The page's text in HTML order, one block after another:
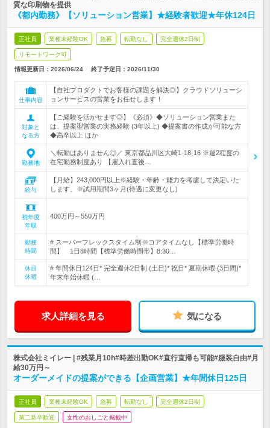
質な印刷物を提供
《都内勤務》【ソリューション営業】★経験者歓迎★年休124日
正社員 業種未経験OK 急募 転勤なし 完全週休2日制
リモートワーク可
情報更新日：2026/06/24 終了予定日： 2026/11/30
仕事内容
【自社プロダクトでお客様の課題を解決◎】クラウドソリューシ
ョンサービスの営業をお任せします！
対象と
なる方
【ご経験を活かせます◎】《必須》◆ソリューション営業また
は、提案型営業の実務経験 (3年以上) ◆提案書の作成が可能な方
◆高卒以上 ほか
勤務地
＼転勤はありません◎／ 東京都品川区大崎1-18-16 ※週2程度の
在宅勤務制度あり 【雇入れ直後…
給与
【月給】243,000円以上※経験・年齢・能力を考慮して決定いた
します。※試用期間3ヶ月(待遇に変更なし)
初年度
年収
400万円～550万円
勤務
時間
# スーパーフレックスタイム制※コアタイムなし【標準労働時
間】 1日8時間【標準労働時間帯】8:30…
休日
休暇
# 年間休日124日* 完全週休2日制 (土日)* 祝日* 夏期休暇 (3日間)*
年末年始休暇 (…
求人詳細を見る 気になる
株式会社ミイレー | #残業月10h#時差出勤OK#直行直帰も可能#服装自由#月
給30万円～
オーダーメイドの提案ができる【企画営業】★年間休日125日
正社員 業種未経験OK 急募 転勤なし 完全週休2日制
第二新卒歓迎 女性のおしごと掲載中